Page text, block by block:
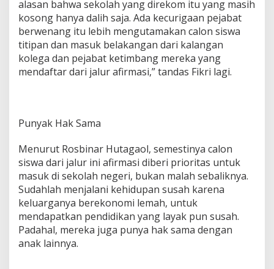
alasan bahwa sekolah yang direkom itu yang masih
kosong hanya dalih saja. Ada kecurigaan pejabat
berwenang itu lebih mengutamakan calon siswa
titipan dan masuk belakangan dari kalangan
kolega dan pejabat ketimbang mereka yang
mendaftar dari jalur afirmasi,” tandas Fikri lagi.
Punyak Hak Sama
Menurut Rosbinar Hutagaol, semestinya calon
siswa dari jalur ini afirmasi diberi prioritas untuk
masuk di sekolah negeri, bukan malah sebaliknya.
Sudahlah menjalani kehidupan susah karena
keluarganya berekonomi lemah, untuk
mendapatkan pendidikan yang layak pun susah.
Padahal, mereka juga punya hak sama dengan
anak lainnya.